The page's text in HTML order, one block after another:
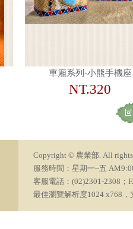
車廂系列-小熊手機座
NT.320
Copyright © 農業部. All rights
服務時間：星期一~五
客服電話：(02)2301-2308；
最佳瀏覽解析度1024 x768，